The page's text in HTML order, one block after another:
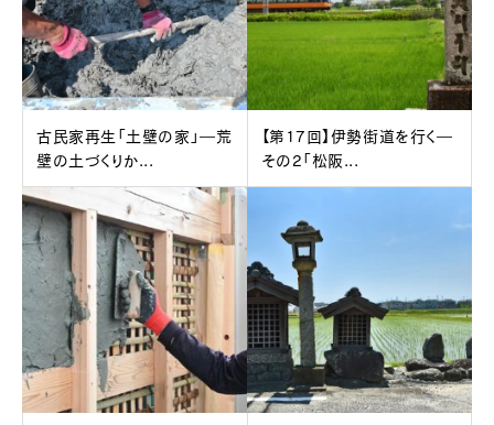
古民家再生「土壁の家」―荒
壁の土づくりか...
【第17回】伊勢街道を行く―
その2「松阪...